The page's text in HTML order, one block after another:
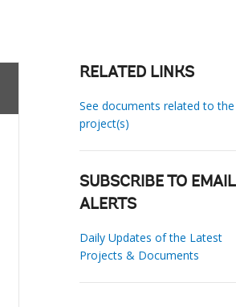
RELATED LINKS
See documents related to the
project(s)
SUBSCRIBE TO EMAIL
ALERTS
Daily Updates of the Latest
Projects & Documents